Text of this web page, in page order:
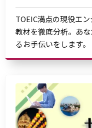
TOEIC満点の現役エ
教材を徹底分析。あ
るお手伝いをします。